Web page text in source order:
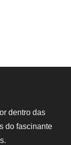
dentro das
do fascinante